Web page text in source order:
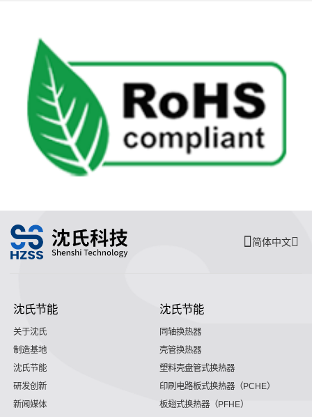
简体中文
沈氏节能
关于沈氏
制造基地
沈氏节能
研发创新
新闻媒体
沈氏节能
同轴换热器
壳管换热器
塑料壳盘管式换热器
印刷电路板式换热器（PCHE）
板翅式换热器（PFHE）